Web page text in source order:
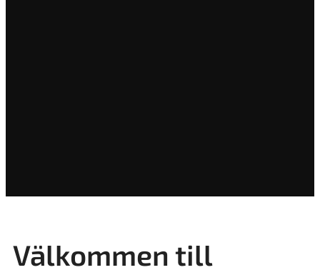
Välkommen till